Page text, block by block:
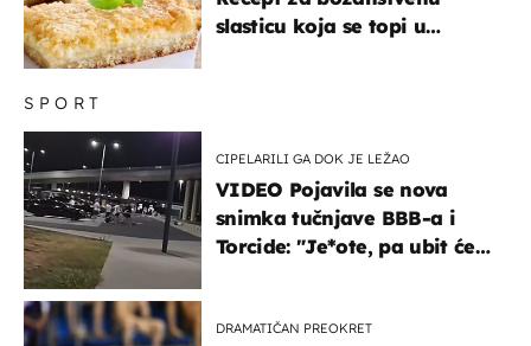
SPORT
CIPELARILI GA DOK JE LEŽAO
VIDEO Pojavila se nova
snimka tučnjave BBB-a i
Torcide: "Je*ote, pa ubit će
DRAMATIČAN PREOKRET
slasticu koja se topi u